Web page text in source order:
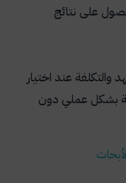
على نتائج
والتكلفة عند اختيار
بشكل عملي دون